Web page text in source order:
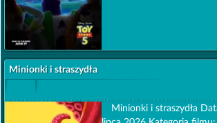
Minionki i straszydła
Minionki i straszydła